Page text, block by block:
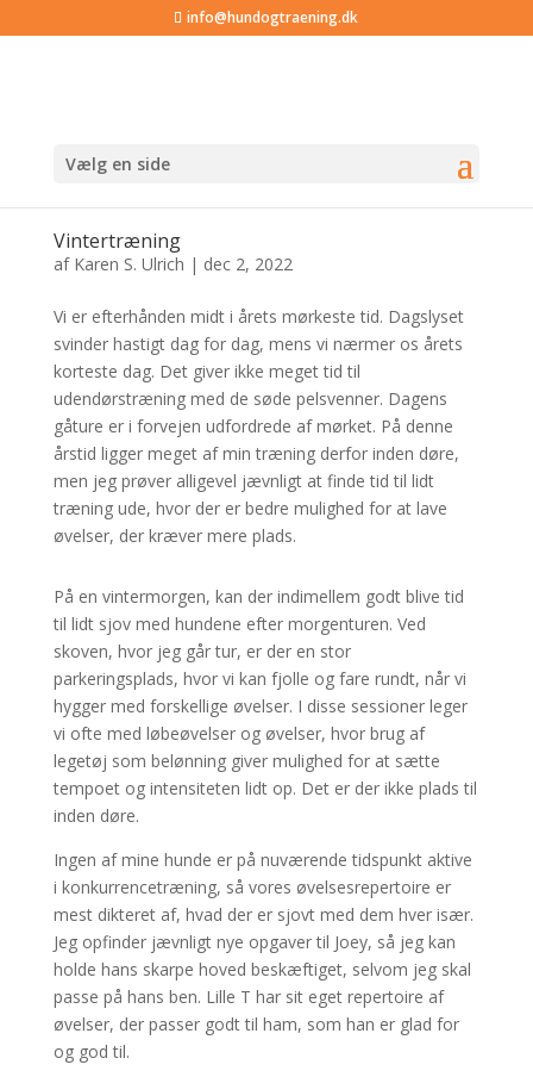
info@hundogtraening.dk
Vælg en side
Vintertræning
af Karen S. Ulrich | dec 2, 2022
Vi er efterhånden midt i årets mørkeste tid. Dagslyset
svinder hastigt dag for dag, mens vi nærmer os årets
korteste dag. Det giver ikke meget tid til
udendørstræning med de søde pelsvenner. Dagens
gåture er i forvejen udfordrede af mørket. På denne
årstid ligger meget af min træning derfor inden døre,
men jeg prøver alligevel jævnligt at finde tid til lidt
træning ude, hvor der er bedre mulighed for at lave
øvelser, der kræver mere plads.
På en vintermorgen, kan der indimellem godt blive tid
til lidt sjov med hundene efter morgenturen. Ved
skoven, hvor jeg går tur, er der en stor
parkeringsplads, hvor vi kan fjolle og fare rundt, når vi
hygger med forskellige øvelser. I disse sessioner leger
vi ofte med løbeøvelser og øvelser, hvor brug af
legetøj som belønning giver mulighed for at sætte
tempoet og intensiteten lidt op. Det er der ikke plads til
inden døre.
Ingen af mine hunde er på nuværende tidspunkt aktive
i konkurrencetræning, så vores øvelsesrepertoire er
mest dikteret af, hvad der er sjovt med dem hver især.
Jeg opfinder jævnligt nye opgaver til Joey, så jeg kan
holde hans skarpe hoved beskæftiget, selvom jeg skal
passe på hans ben. Lille T har sit eget repertoire af
øvelser, der passer godt til ham, som han er glad for
og god til.